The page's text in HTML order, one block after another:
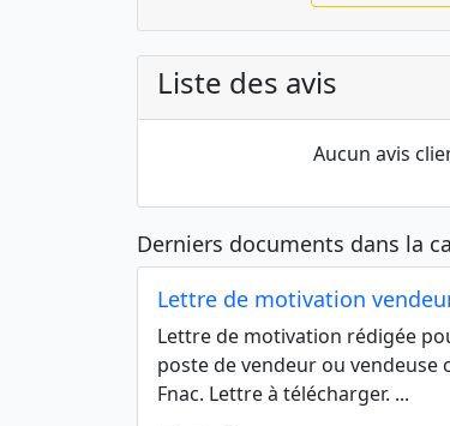
Liste des avis
Aucun avis
Derniers documents dans la
Lettre de motivation
Lettre de motivation rédigée
poste de vendeur ou vendeuse
Fnac. Lettre à télécharger. ...